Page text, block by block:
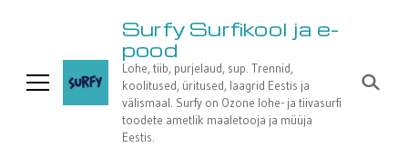
Surfy Surfikool ja e-
pood
Lohe, tiib, purjelaud, sup. Trennid,
koolitused, üritused, laagrid Eestis ja
välismaal. Surfy on Ozone lohe- ja tiivasurfi
toodete ametlik maaletooja ja müüja
Eestis.